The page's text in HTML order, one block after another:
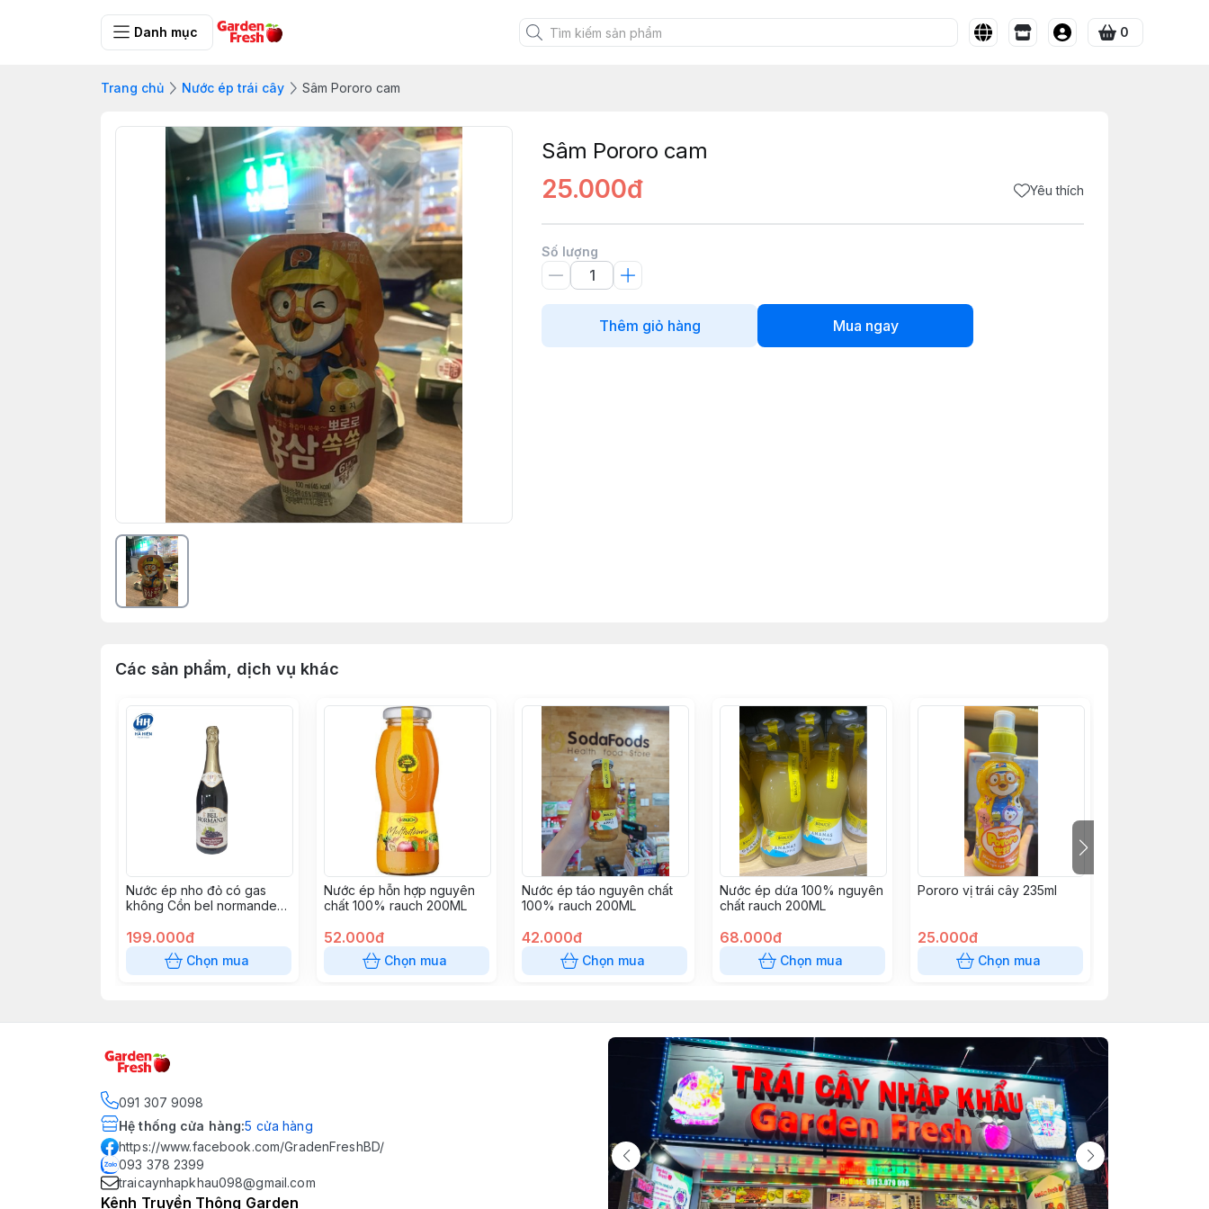
Danh mục 0
Trang chủ Nước ép trái cây Sâm Pororo cam
Sâm Pororo cam
25.000đ Yêu thích
Số lượng
Thêm giỏ hàng Mua ngay
Các sản phẩm, dịch vụ khác
Nước ép nho đỏ có gas
không Cồn bel normande
199.000đ
Chọn mua
Nước ép hỗn hợp nguyên
chất 100% rauch 200ML
52.000đ
Chọn mua
Nước ép táo nguyên chất
100% rauch 200ML
42.000đ
Chọn mua
Nước ép dứa 100% nguyên
chất rauch 200ML
68.000đ
Chọn mua
Pororo vị trái cây 235ml
25.000đ
Chọn mua
091 307 9098
Hệ thống cửa hàng:5 cửa hàng
https://www.facebook.com/GradenFreshBD/
093 378 2399
traicaynhapkhau098@gmail.com
Kênh Truyền Thông Garden